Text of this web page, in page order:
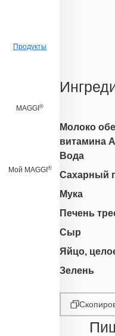
Продукты
MAGGI ®
Мой MAGGI ®
Молоко
витамина
Вода
Сахарный
Мука
Печень
Сыр
Яйцо,
Зелень